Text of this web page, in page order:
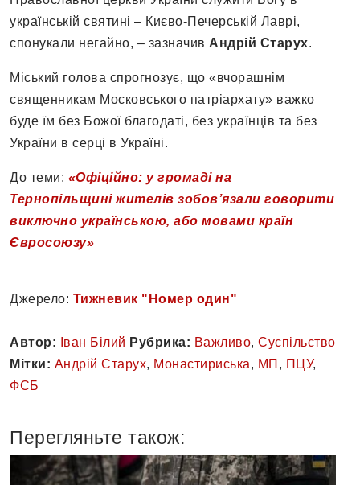
українській святині – Києво-Печерській Лаврі,
спонукали негайно, – зазначив Андрій Старух.
Міський голова спрогнозує, що «вчорашнім
священникам Московського патріархату» важко
буде їм без Божої благодаті, без українців та без
України в серці в Україні.
До теми: «Офіційно: у громаді на
Тернопільщині жителів зобов’язали говорити
виключно українською, або мовами країн
Євросоюзу»
Джерело: Тижневик "Номер один"
Автор: Іван Білий Рубрика: Важливо, Суспільство
Мітки: Андрій Старух, Монастириська, МП , ПЦУ,
ФСБ
Перегляньте також: